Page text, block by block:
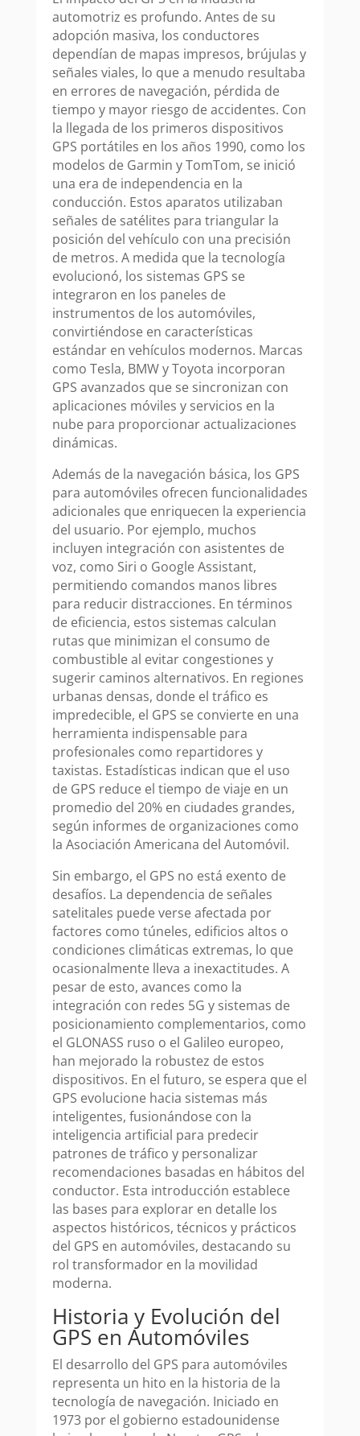
automotriz es profundo. Antes de su
adopción masiva, los conductores
dependían de mapas impresos, brújulas y
señales viales, lo que a menudo resultaba
en errores de navegación, pérdida de
tiempo y mayor riesgo de accidentes. Con
la llegada de los primeros dispositivos
GPS portátiles en los años 1990, como los
modelos de Garmin y TomTom, se inició
una era de independencia en la
conducción. Estos aparatos utilizaban
señales de satélites para triangular la
posición del vehículo con una precisión
de metros. A medida que la tecnología
evolucionó, los sistemas GPS se
integraron en los paneles de
instrumentos de los automóviles,
convirtiéndose en características
estándar en vehículos modernos. Marcas
como Tesla, BMW y Toyota incorporan
GPS avanzados que se sincronizan con
aplicaciones móviles y servicios en la
nube para proporcionar actualizaciones
dinámicas.
Además de la navegación básica, los GPS
para automóviles ofrecen funcionalidades
adicionales que enriquecen la experiencia
del usuario. Por ejemplo, muchos
incluyen integración con asistentes de
voz, como Siri o Google Assistant,
permitiendo comandos manos libres
para reducir distracciones. En términos
de eficiencia, estos sistemas calculan
rutas que minimizan el consumo de
combustible al evitar congestiones y
sugerir caminos alternativos. En regiones
urbanas densas, donde el tráfico es
impredecible, el GPS se convierte en una
herramienta indispensable para
profesionales como repartidores y
taxistas. Estadísticas indican que el uso
de GPS reduce el tiempo de viaje en un
promedio del 20% en ciudades grandes,
según informes de organizaciones como
la Asociación Americana del Automóvil.
Sin embargo, el GPS no está exento de
desafíos. La dependencia de señales
satelitales puede verse afectada por
factores como túneles, edificios altos o
condiciones climáticas extremas, lo que
ocasionalmente lleva a inexactitudes. A
pesar de esto, avances como la
integración con redes 5G y sistemas de
posicionamiento complementarios, como
el GLONASS ruso o el Galileo europeo,
han mejorado la robustez de estos
dispositivos. En el futuro, se espera que el
GPS evolucione hacia sistemas más
inteligentes, fusionándose con la
inteligencia artificial para predecir
patrones de tráfico y personalizar
recomendaciones basadas en hábitos del
conductor. Esta introducción establece
las bases para explorar en detalle los
aspectos históricos, técnicos y prácticos
del GPS en automóviles, destacando su
rol transformador en la movilidad
moderna.
Historia y Evolución del
GPS en Automóviles
El desarrollo del GPS para automóviles
representa un hito en la historia de la
tecnología de navegación. Iniciado en
1973 por el gobierno estadounidense